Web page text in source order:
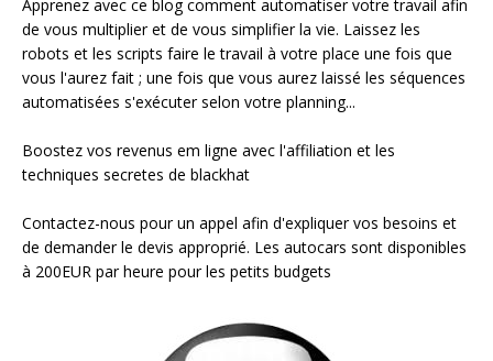
Apprenez avec ce blog comment automatiser votre travail afin
de vous multiplier et de vous simplifier la vie. Laissez les
robots et les scripts faire le travail à votre place une fois que
vous l'aurez fait ; une fois que vous aurez laissé les séquences
automatisées s'exécuter selon votre planning...
Boostez vos revenus em ligne avec l'affiliation et les
techniques secretes de blackhat
Contactez-nous pour un appel afin d'expliquer vos besoins et
de demander le devis approprié. Les autocars sont disponibles
à 200EUR par heure pour les petits budgets